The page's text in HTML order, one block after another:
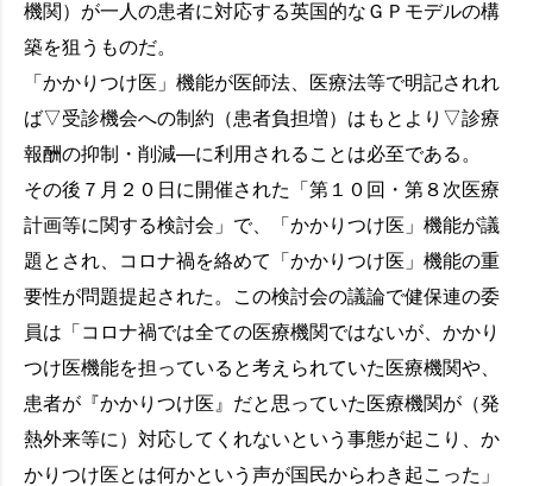
機関）が一人の患者に対応する英国的なＧＰモデルの構
築を狙うものだ。
「かかりつけ医」機能が医師法、医療法等で明記されれ
ば▽受診機会への制約（患者負担増）はもとより▽診療
報酬の抑制・削減―に利用されることは必至である。
その後７月２０日に開催された「第１０回・第８次医療
計画等に関する検討会」で、「かかりつけ医」機能が議
題とされ、コロナ禍を絡めて「かかりつけ医」機能の重
要性が問題提起された。この検討会の議論で健保連の委
員は「コロナ禍では全ての医療機関ではないが、かかり
つけ医機能を担っていると考えられていた医療機関や、
患者が『かかりつけ医』だと思っていた医療機関が（発
熱外来等に）対応してくれないという事態が起こり、か
かりつけ医とは何かという声が国民からわき起こった」